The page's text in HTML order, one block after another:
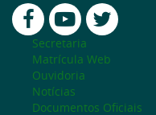
Secretaria
Matrícula Web
Ouvidoria
Notícias
Documentos Oficiais